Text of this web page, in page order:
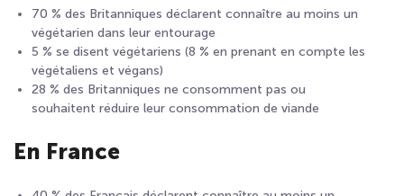
70 % des Britanniques déclarent connaître au moins un
végétarien dans leur entourage
5 % se disent végétariens (8 % en prenant en compte les
végétaliens et végans)
28 % des Britanniques ne consomment pas ou
souhaitent réduire leur consommation de viande
En France